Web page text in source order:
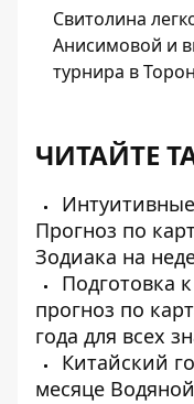
Свитолина
Анисимовой и
турнира в
ЧИТАЙТЕ
Прогноз по
Зодиака на
Подготовка
прогноз по
года для всех
Китайский
месяце